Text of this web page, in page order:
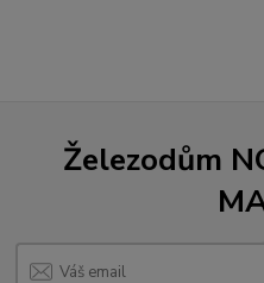
Železodům